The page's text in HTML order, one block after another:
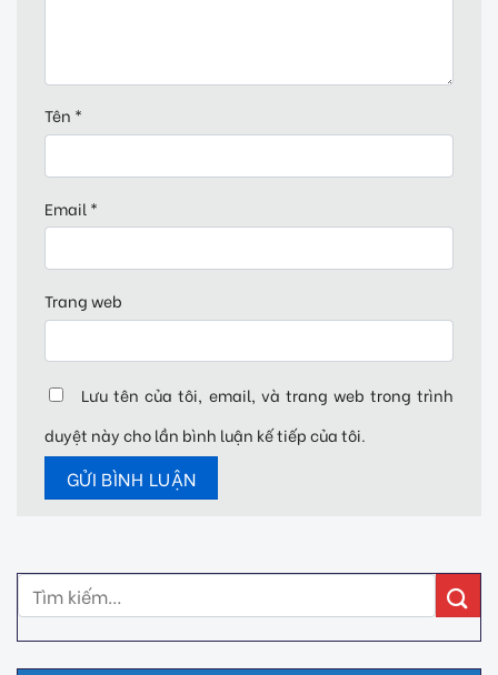
Tên *
Email *
Trang web
Lưu tên của tôi, email, và trang web trong trình
duyệt này cho lần bình luận kế tiếp của tôi.